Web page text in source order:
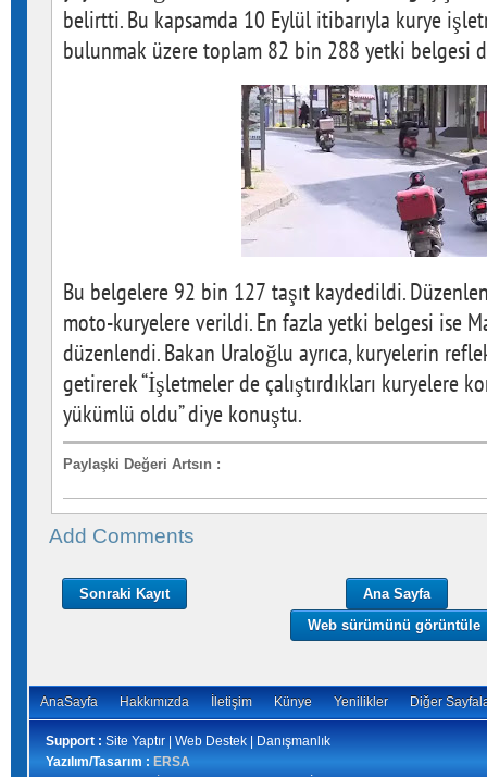
belirtti. Bu kapsamda 10 Eylül itibarıyla kurye
bulunmak üzere toplam 82 bin 288 yetki belgesi
Bu belgelere 92 bin 127 taşıt kaydedildi.
moto-kuryelere verildi. En fazla yetki belgesi ise
düzenlendi. Bakan Uraloğlu ayrıca, kuryelerin
getirerek “İşletmeler de çalıştırdıkları kuryelere
yükümlü oldu” diye konuştu.
Paylaşki Değeri Artsın :
Add Comments
Sonraki Kayıt
Ana Sayfa
Web sürümünü görüntüle
AnaSayfa Hakkımızda İletişim Künye Yenilikler Diğer
Support : Site Yaptır | Web Destek | Danışmanlık
Yazılım/Tasarım : ERSA